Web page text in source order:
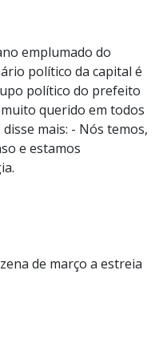
emplumado do
político da capital é
político do prefeito
querido em todos
mais: - Nós temos,
e estamos
de março a estreia